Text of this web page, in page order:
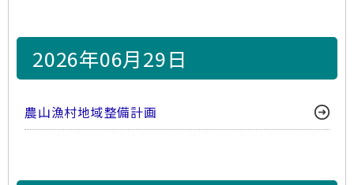
2026年06月29日
農山漁村地域整備計画